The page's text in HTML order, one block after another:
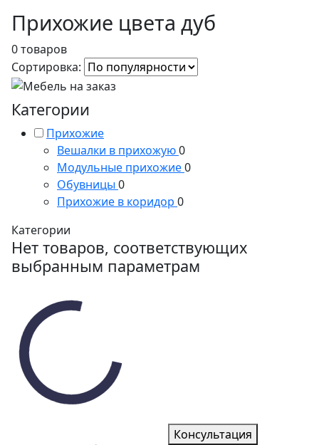
Прихожие цвета дуб
0 товаров
Сортировка:
Категории
Прихожие
Вешалки в прихожую0
Модульные прихожие0
Обувницы 0
Прихожие в коридор 0
Категории
Нет товаров, соответствующих
выбранным параметрам
Консультация